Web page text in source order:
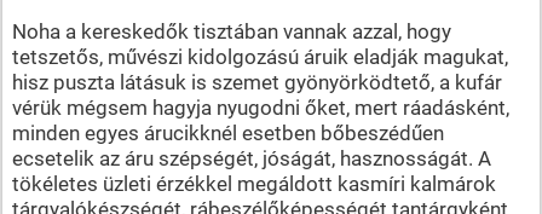
Noha a kereskedők tisztában vannak azzal, hogy
tetszetős, művészi kidolgozású áruik eladják magukat,
hisz puszta látásuk is szemet gyönyörködtető, a kufár
vérük mégsem hagyja nyugodni őket, mert ráadásként,
minden egyes árucikknél esetben bőbeszédűen
ecsetelik az áru szépségét, jóságát, hasznosságát. A
tökéletes üzleti érzékkel megáldott kasmíri kalmárok
tárgyalókészségét, rábeszélőképességét tantárgyként